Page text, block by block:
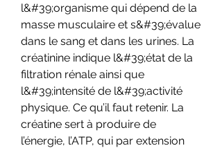
l&#39;organisme qui dépend de la
masse musculaire et s&#39;évalue
dans le sang et dans les urines. La
créatinine indique l&#39;état de la
filtration rénale ainsi que
l&#39;intensité de l&#39;activité
physique. Ce qu’il faut retenir. La
créatine sert à produire de
l’énergie, l’ATP, qui par extension